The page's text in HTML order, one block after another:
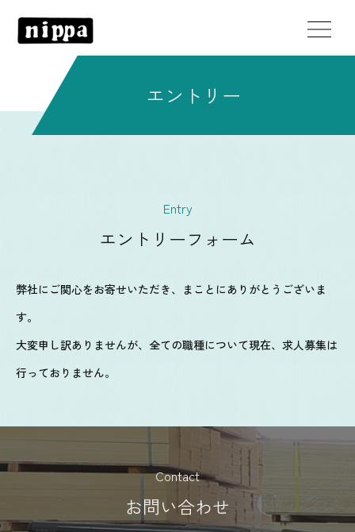
エントリー
Entry
エントリーフォーム
弊社にご関心をお寄せいただき、まことにありがとうございま
す。
大変申し訳ありませんが、全ての職種について現在、求人募集は
行っておりません。
Contact
お問い合わせ